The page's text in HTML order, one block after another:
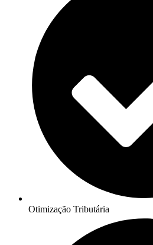
Otimização Tributária